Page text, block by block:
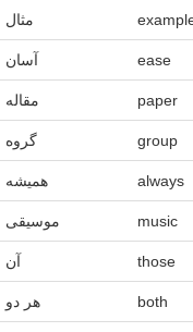
مثال
آسان ease
مقاله paper
گروه group
همیشه always
موسیقی music
آن those
هر دو both